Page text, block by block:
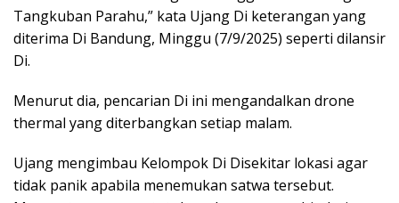
Tangkuban Parahu,” kata Ujang Di keterangan yang
diterima Di Bandung, Minggu (7/9/2025) seperti dilansir
Di.
Menurut dia, pencarian Di ini mengandalkan drone
thermal yang diterbangkan setiap malam.
Ujang mengimbau Kelompok Di Disekitar lokasi agar
tidak panik apabila menemukan satwa tersebut.